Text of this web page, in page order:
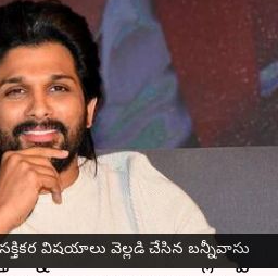
విషయాలు వెల్లడి చేసిన బన్నీవాసు
అర్జున్
క్లారిటీ ఇచ్చిన
24, 2023 12:58 pm
అందరూ
ఈ ఏడాది చివర్లో పుష్ప